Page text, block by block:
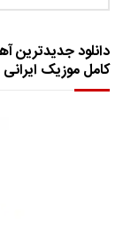
دانلود جدیدترین
کامل موزیک